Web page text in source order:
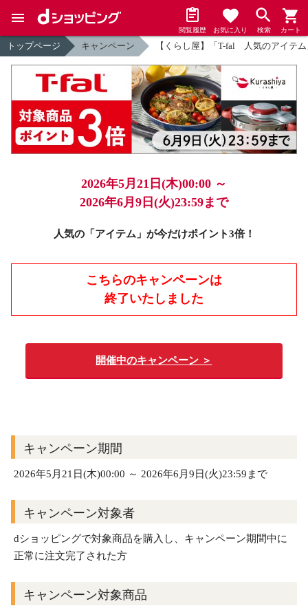
閲覧履歴 お気に入り 検索 カート
トップページ キャンペーン 【くらし屋】「T-fal 人気のアイテ
2026年5月21日(木)00:00 ～
2026年6月9日(火)23:59まで
人気の「アイテム」が今だけポイント3倍！
こちらのキャンペーンは
終了いたしました
開催中のキャンペーン ＞
キャンペーン期間
2026年5月21日(木)00:00 ～ 2026年6月9日(火)23:59まで
キャンペーン対象者
dショッピングで対象商品を購入し、キャンペーン期間中に
正常に注文完了された方
キャンペーン対象商品